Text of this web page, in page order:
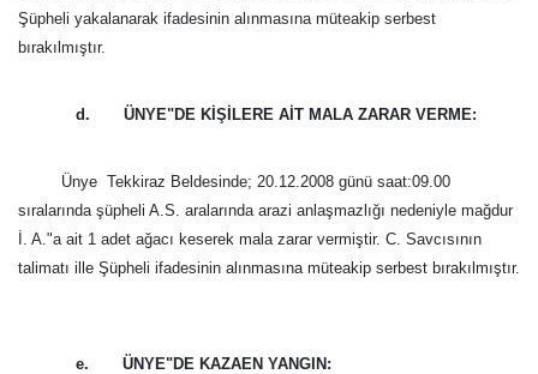
Şüpheli yakalanarak ifadesinin alınmasına müteakip serbest
bırakılmıştır.
d. ÜNYE"DE KİŞİLERE AİT MALA ZARAR VERME:
Ünye  Tekkiraz Beldesinde; 20.12.2008 günü saat:09.00
sıralarında şüpheli A.S. aralarında arazi anlaşmazlığı nedeniyle mağdur
İ. A."a ait 1 adet ağacı keserek mala zarar vermiştir. C. Savcısının
talimatı ille Şüpheli ifadesinin alınmasına müteakip serbest bırakılmıştır.
e. ÜNYE"DE KAZAEN YANGIN: